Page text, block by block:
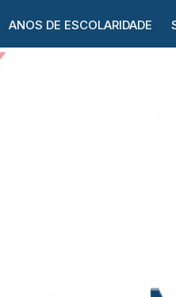
ANOS DE ESCOLARIDADE